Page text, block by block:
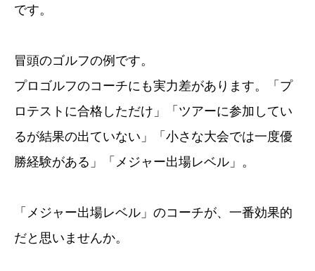
です。
冒頭のゴルフの例です。
プロゴルフのコーチにも実力差があります。「プ
ロテストに合格しただけ」「ツアーに参加してい
るが結果の出ていない」「小さな大会では一度優
勝経験がある」「メジャー出場レベル」。
「メジャー出場レベル」のコーチが、一番効果的
だと思いませんか。